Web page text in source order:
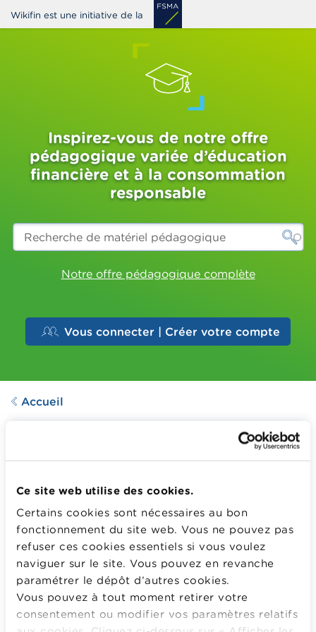
Ce site web utilise des cookies.
Certains cookies sont nécessaires au bon
fonctionnement du site web. Vous ne pouvez pas
refuser ces cookies essentiels si vous voulez
naviguer sur le site. Vous pouvez en revanche
paramétrer le dépôt d’autres cookies.
Vous pouvez à tout moment retirer votre
consentement ou modifier vos paramètres relatifs
Aller
au
Wikifin est une initiative de la
Inspirez-vous de notre offre
pédagogique variée d’éducation
financière et à la consommation
responsable
Recherche
matériel
pédagogiqueNotre offre pédagogique complète
Vous connecter | Créer votre compte
Accueil
Poster Debitkarte oder
3 Downloads
Entdecken Sie die verschiedenen Zahlungskarten.
Plus d'information
POUR TÉLÉCHARGER OU CONSULTER GRATUITEMENT
CETTE PISTE D’ACTIVITÉ, CONNECTEZ-VOUS OU